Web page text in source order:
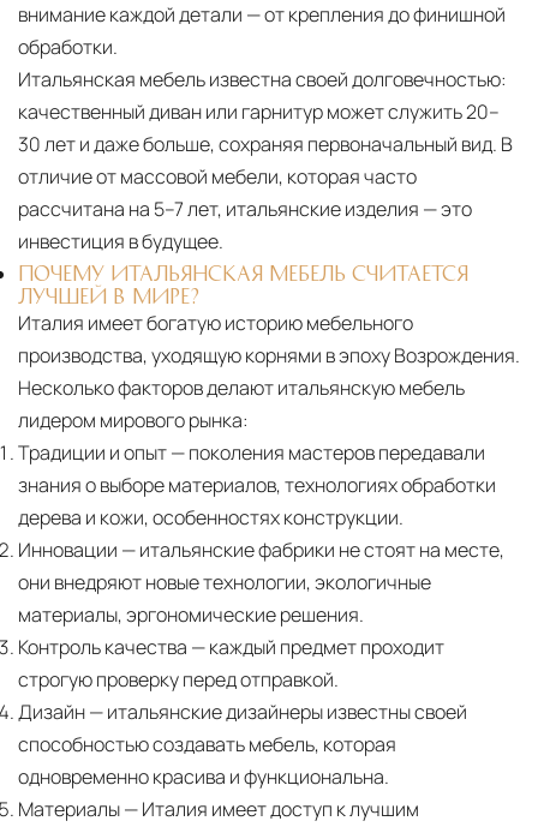
внимание каждой детали — от крепления до финишной
обработки.
Итальянская мебель известна своей долговечностью:
качественный диван или гарнитур может служить 20–
30 лет и даже больше, сохраняя первоначальный вид. В
отличие от массовой мебели, которая часто
рассчитана на 5–7 лет, итальянские изделия — это
инвестиция в будущее.
ПОЧЕМУ ИТАЛЬЯНСКАЯ МЕБЕЛЬ СЧИТАЕТСЯ
ЛУЧШЕЙ В МИРЕ?
Италия имеет богатую историю мебельного
производства, уходящую корнями в эпоху Возрождения.
Несколько факторов делают итальянскую мебель
лидером мирового рынка:
Традиции и опыт— поколения мастеров передавали
знания о выборе материалов, технологиях обработки
дерева и кожи, особенностях конструкции.
Инновации — итальянские фабрики не стоят на месте,
они внедряют новые технологии, экологичные
материалы, эргономические решения.
Контроль качества — каждый предмет проходит
строгую проверку перед отправкой.
Дизайн— итальянские дизайнеры известны своей
способностью создавать мебель, которая
одновременно красива и функциональна.
Материалы— Италия имеет доступ к лучшим